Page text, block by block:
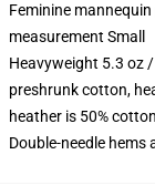
Feminine
measurement Small
Heavyweight 5.3 oz
preshrunk cotton,
heather is 50%
Double-needle